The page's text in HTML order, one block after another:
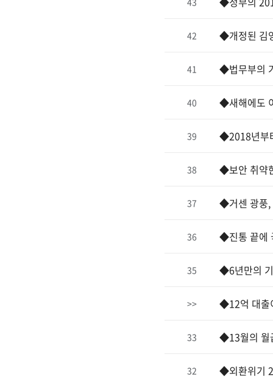
42 ◆개정된 김
41 ◆법무부의
40 ◆새해에도
39 ◆2018년부
38 ◆보안 취약
37 ◆거센 광풍,
36 ◆진통 끝에
35 ◆6년만의
>> ◆12억 대출
33 ◆13월의 월
32 ◆외환위기